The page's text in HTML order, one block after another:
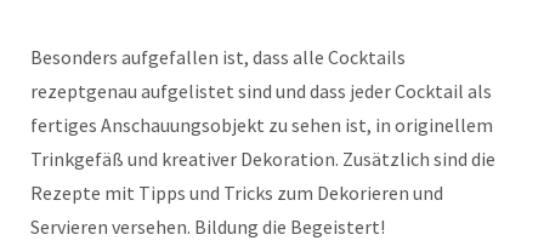
Besonders aufgefallen ist, dass alle Cocktails
rezeptgenau aufgelistet sind und dass jeder Cocktail als
fertiges Anschauungsobjekt zu sehen ist, in originellem
Trinkgefäß und kreativer Dekoration. Zusätzlich sind die
Rezepte mit Tipps und Tricks zum Dekorieren und
Servieren versehen. Bildung die Begeistert!